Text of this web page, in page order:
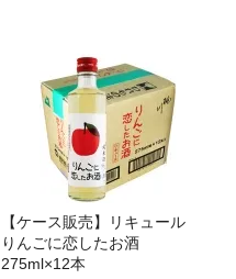
【ケース販売】リキュール
りんごに恋したお酒
275ml×12本